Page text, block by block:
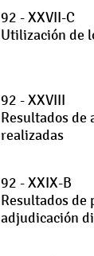
92 - XXVII-C
Utilización de
92 - XXVIII
Resultados de
realizadas
92 - XXIX-B
Resultados de
adjudicación